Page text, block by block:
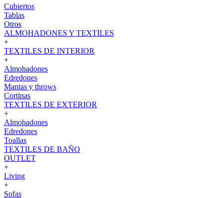
Cubiertos
Tablas
Otros
ALMOHADONES Y TEXTILES
+
TEXTILES DE INTERIOR
+
Almohadones
Edredones
Mantas y throws
Cortinas
TEXTILES DE EXTERIOR
+
Almohadones
Edredones
Toallas
TEXTILES DE BAÑO
OUTLET
+
Living
+
Sofas